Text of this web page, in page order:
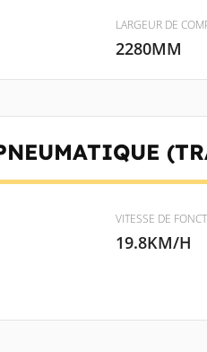
LARGEUR DE
2280MM
VITESSE DE
19.8KM/H